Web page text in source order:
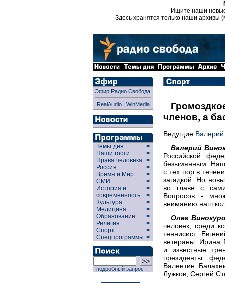
Ищите наши
Здесь хранятся только наши архивы
Эфир Радио Свобода
RealAudio| WinMedia
Темы дня
>
Наши гости
>
Права человека >
Россия
>
Время и Мир
>
СМИ
>
История и
современность
>
>
Культура
>
Медицина
>
Образование
>
Религия
>
Спорт
>
Спецпрограммы >
подробный запрос
членов, а
Ведущие
Валерий
Российской
безымянным.
с тех пор в
загадкой. Но
во главе с
Вопросов -
вниманию наш
Олег
человек, среди
теннисист
ветераны: Ирина
и известные
президенты
Валентин
Лужков, Сергей